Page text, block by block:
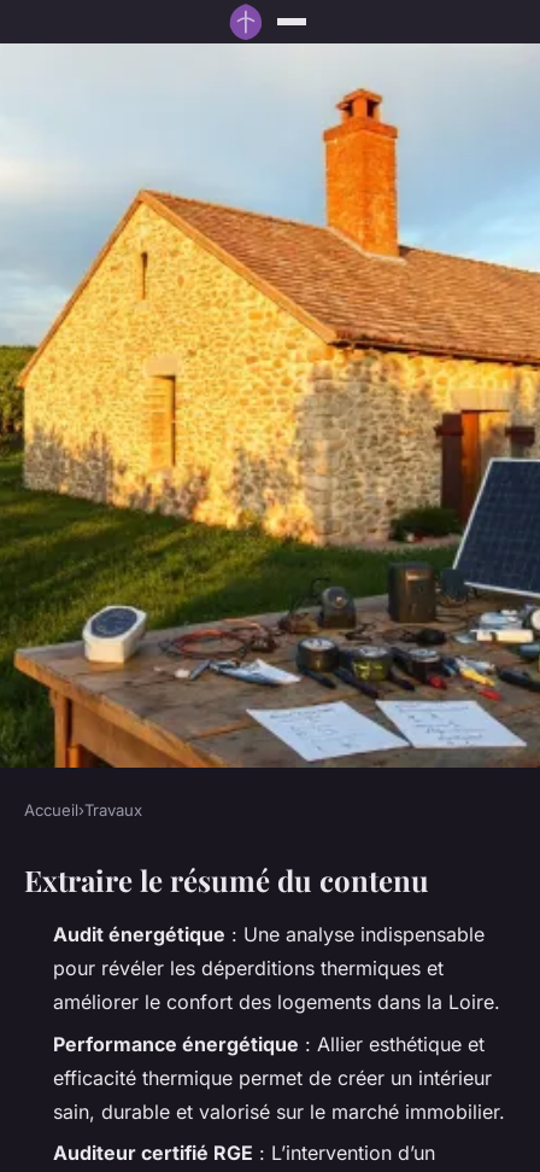
Les meilleures astuces pour
un audit énergétique dans la
Loire
12 min de lecture
Accueil›Travaux
Extraire le résumé du contenu
Audit énergétique : Une analyse indispensable
pour révéler les déperditions thermiques et
améliorer le confort des logements dans la Loire.
Performance énergétique : Allier esthétique et
efficacité thermique permet de créer un intérieur
sain, durable et valorisé sur le marché immobilier.
Auditeur certifié RGE : L’intervention d’un